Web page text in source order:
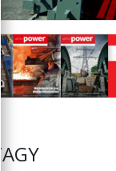
TAGY